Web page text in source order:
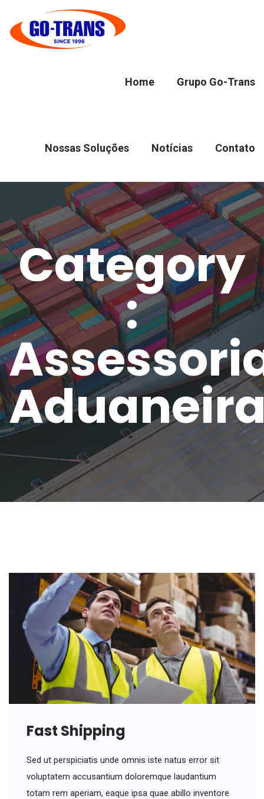
Home Grupo Go-Trans
Nossas Soluções Notícias Contato
Category
:
Fast Shipping
Sed ut perspiciatis unde omnis iste natus error sit
voluptatem accusantium doloremque laudantium
totam rem aperiam, eaque ipsa quae abillo inventore